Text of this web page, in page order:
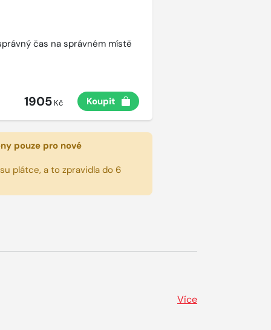
čas na správném místě
1905Kč Koupit
pouze pro nové
plátce, a to zpravidla do 6
Více